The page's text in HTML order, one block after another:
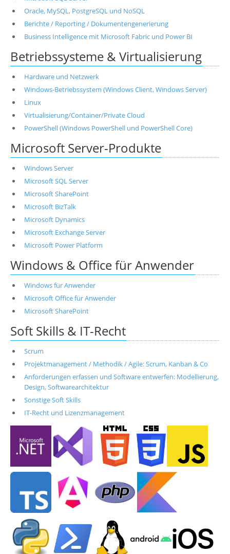
Oracle, MySQL, PostgreSQL und NoSQL
Berichte / Reporting / Dokumentengenerierung
Business Intelligence mit Microsoft Fabric und Power BI
Betriebssysteme & Virtualisierung
Hardware und Netzwerk
Windows-Betriebssystem (Windows Client, Windows Server)
Linux
Virtualisierung/Container/Private Cloud
PowerShell (Windows PowerShell und PowerShell Core)
Microsoft Server-Produkte
Windows Server
Microsoft SQL Server
Microsoft SharePoint
Microsoft BizTalk
Microsoft Dynamics
Microsoft Exchange Server
Microsoft Power Platform
Windows & Office für Anwender
Windows für Anwender
Microsoft Office für Anwender
Microsoft SharePoint
Soft Skills & IT-Recht
Scrum
Projektmanagement / Methodik / Agile: Scrum, Kanban & Co
Anforderungen erfassen und Software entwerfen: Modellierung,
Design, Softwarearchitektur
Sonstige Soft Skills
IT-Recht und Lizenzmanagement